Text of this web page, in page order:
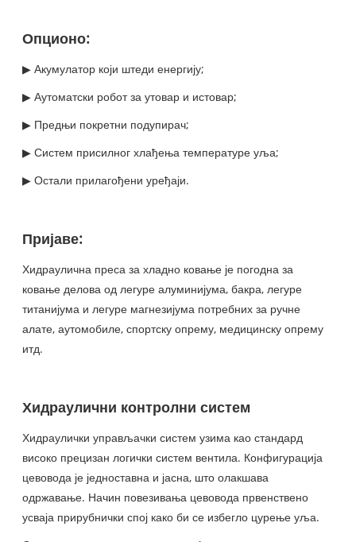
Опционо:
▶ Акумулатор који штеди енергију;
▶ Аутоматски робот за утовар и истовар;
▶ Предњи покретни подупирач;
▶ Систем присилног хлађења температуре уља;
▶ Остали прилагођени уређаји.
Пријаве:
Хидраулична преса за хладно ковање је погодна за
ковање делова од легуре алуминијума, бакра, легуре
титанијума и легуре магнезијума потребних за ручне
алате, аутомобиле, спортску опрему, медицинску опрему
итд.
Хидраулични контролни систем
Хидраулички управљачки систем узима као стандард
високо прецизан логички систем вентила. Конфигурација
цевовода је једноставна и јасна, што олакшава
одржавање. Начин повезивања цевовода првенствено
усваја прирубнички спој како би се избегло цурење уља.